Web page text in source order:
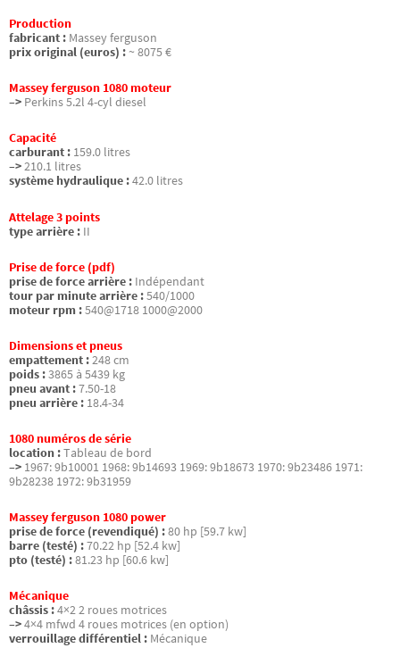
Production
fabricant : Massey ferguson
prix original (euros) : ~ 8075 €
Massey ferguson 1080 moteur
–> Perkins 5.2l 4-cyl diesel
Capacité
carburant : 159.0 litres
–>210.1 litres
système hydraulique :42.0 litres
Attelage 3 points
type arrière : II
Prise de force (pdf)
prise de force arrière : Indépendant
tour par minute arrière :540/1000
moteur rpm :540@1718 1000@2000
Dimensions et pneus
empattement :248 cm
poids :3865 à 5439 kg
pneu avant :7.50-18
pneu arrière : 18.4-34
1080 numéros de série
location :Tableau de bord
–> 1967: 9b10001 1968: 9b14693 1969: 9b18673 1970: 9b23486 1971:
9b28238 1972: 9b31959
Massey ferguson 1080 power
prise de force (revendiqué) :80 hp [59.7 kw]
barre (testé) :70.22 hp [52.4 kw]
pto (testé) :81.23 hp [60.6 kw]
Mécanique
châssis :4×2 2 roues motrices
–>4×4 mfwd 4 roues motrices (en option)
verrouillage différentiel : Mécanique